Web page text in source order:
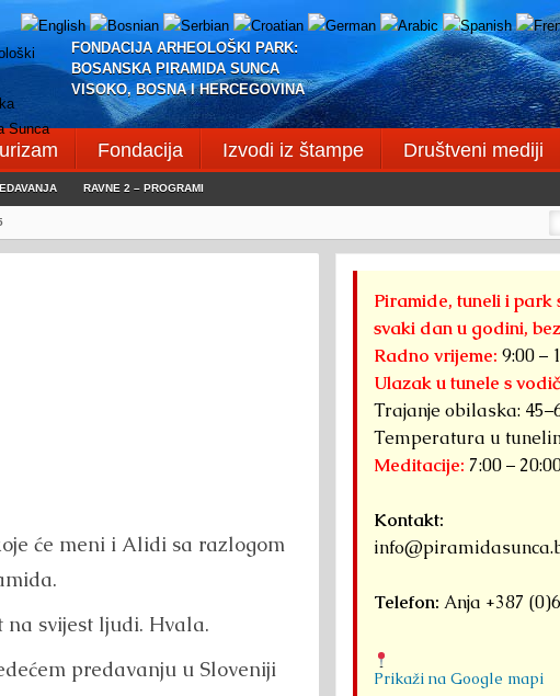
FONDACIJA ARHEOLOŠKI PARK:
BOSANSKA PIRAMIDA SUNCA
VISOKO, BOSNA I HERCEGOVINA
Fondacija Izvodi iz štampe Društveni mediji
RAVNE 2 – PROGRAMI
će meni i Alidi sa razlogom
svijest ljudi. Hvala.
predavanju u Sloveniji
Piramide, tuneli i park
svaki dan u godini,
Radno vrijeme: 9:00 –
Ulazak u tunele s
Trajanje obilaska:
Temperatura u
Meditacije: 7:00 –
Kontakt:
Telefon: Anja +387
Prikaži na Google mapi